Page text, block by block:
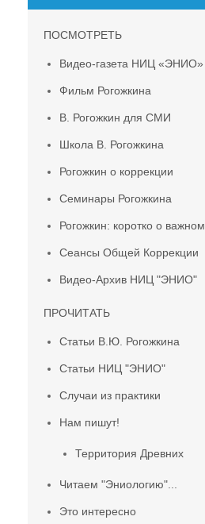
ПОСМОТРЕТЬ
Видео-газета НИЦ «ЭНИО»
Фильм Рогожкина
В. Рогожкин для СМИ
Школа В. Рогожкина
Рогожкин о коррекции
Семинары Рогожкина
Рогожкин: коротко о важном
Сеансы Общей Коррекции
Видео-Архив НИЦ "ЭНИО"
ПРОЧИТАТЬ
Статьи В.Ю. Рогожкина
Статьи НИЦ "ЭНИО"
Случаи из практики
Нам пишут!
Территория Древних
Читаем "Эниологию"...
Это интересно